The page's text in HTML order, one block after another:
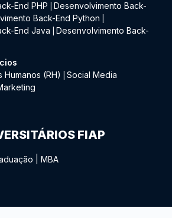
End PHP
Desenvolvimento Back-
Back-End Python
End Java
Desenvolvimento Back-
Humanos (RH)
Social Media
FIAP
MBA